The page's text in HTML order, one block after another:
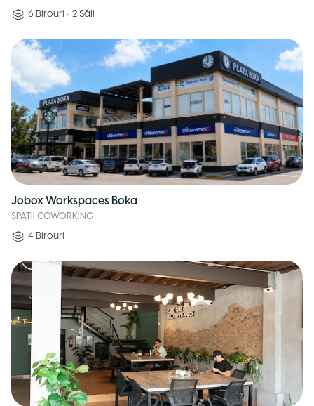
6 Birouri • 2 Săli
Jobox Workspaces Boka
SPATII COWORKING
4 Birouri